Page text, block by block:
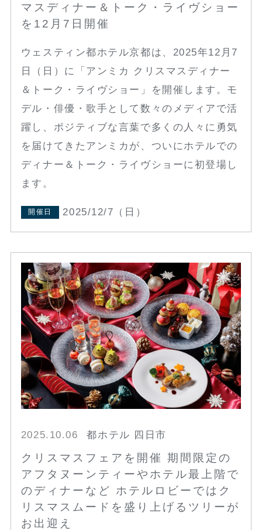
マスディナー＆トーク・ライヴショー
を12月7日開催
ウェスティン都ホテル京都は、2025年12月7
日（日）に「アンミカ クリスマスディナー
＆トーク・ライヴショー」を開催します。モ
デル・俳優・歌手として数々のメディアで活
躍し、ポジティブな言葉で多くの人々に勇気
を届けてきたアンミカが、ついにホテルでの
ディナー＆トーク・ライヴショーに初登場し
ます。
開催日 2025/12/7（日）
2025.10.06 都ホテル 四日市
クリスマスフェアを開催 期間限定の
アフタヌーンティーやホテル最上階で
のディナーなど ホテルロビーではク
リスマスムードを盛り上げるツリーが
お出迎え